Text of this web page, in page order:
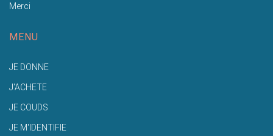
Merci
MENU
JE DONNE
J'ACHETE
JE COUDS
JE M'IDENTIFIE